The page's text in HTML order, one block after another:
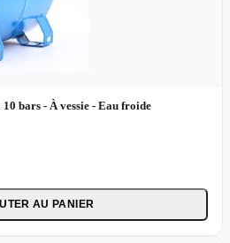
bars - À vessie - Eau froide
AU PANIER